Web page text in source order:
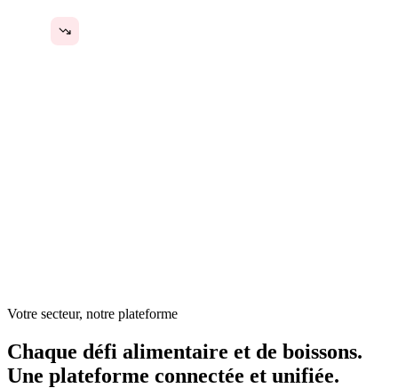
Votre secteur, notre plateforme
Chaque défi alimentaire et de boissons.
Une plateforme connectée et unifiée.